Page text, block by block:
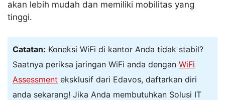
akan lebih mudah dan memiliki mobilitas yang
tinggi.
Catatan: Koneksi WiFi di kantor Anda tidak stabil?
Saatnya periksa jaringan WiFi anda dengan WiFi
Assessment eksklusif dari Edavos, daftarkan diri
anda sekarang! Jika Anda membutuhkan Solusi IT